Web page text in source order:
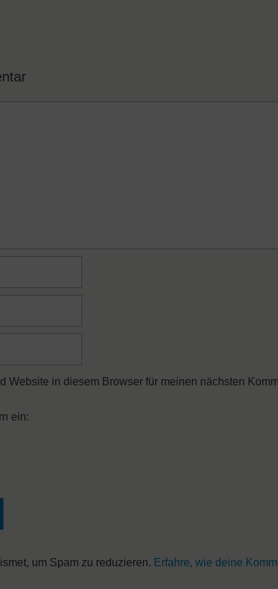
Website in diesem Browser für meinen nächsten
ein:
um Spam zu reduzieren. Erfahre, wie deine